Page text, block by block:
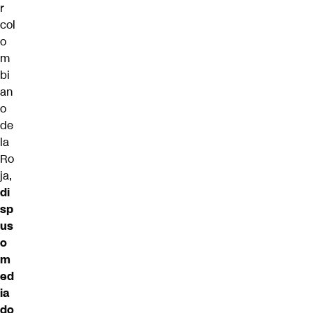
r
col
o
m
bi
an
o
de
la
Ro
ja,
di
sp
us
o
m
ed
ia
do